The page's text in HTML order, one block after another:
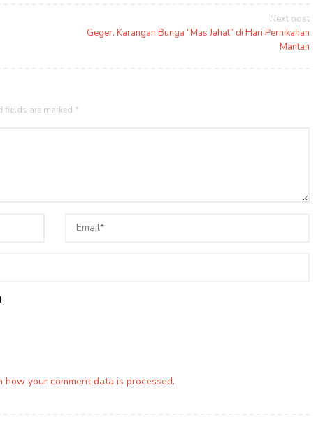
Next post
Geger, Karangan Bunga “Mas Jahat” di Hari Pernikahan
Mantan
fields are marked *
how your comment data is processed.